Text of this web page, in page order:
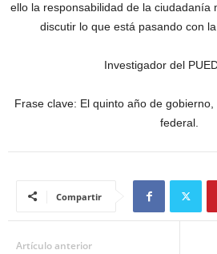
ello la responsabilidad de la ciudadanía
discutir lo que está pasando con
Investigador del
Frase clave: El quinto año de
federal.
Compartir
Artículo anterior